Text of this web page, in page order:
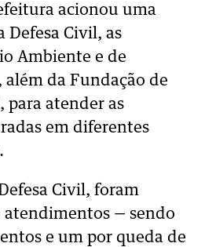
acionou uma
Defesa Civil, as
Ambiente e de
além da Fundação de
para atender as
em diferentes
Civil, foram
atendimentos — sendo
e um por queda de